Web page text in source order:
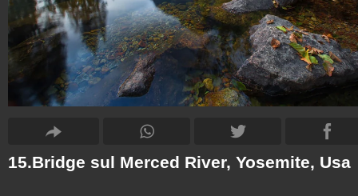
15.Bridge sul Merced River, Yosemite, Usa